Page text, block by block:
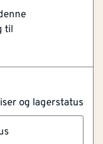
og lagerstatus
til